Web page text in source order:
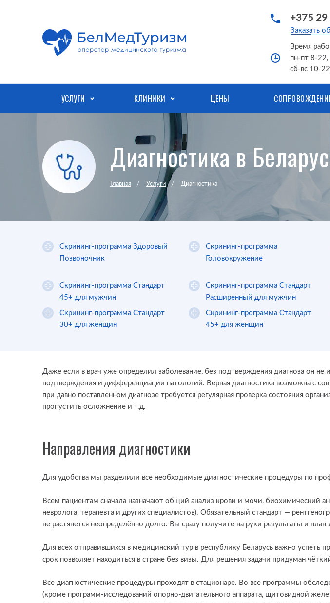
+375
Заказать
Время
пн-пт 8-22,
сб-вс 10-
УСЛУГИ КЛИНИКИ ЦЕНЫ
Диагностика в
Главная Услуги Диагностика
Скрининг-программа Здоровый
Позвоночник
Скрининг-программа
Головокружение
Скрининг-программа Стандарт
45+ для мужчин
Скрининг-программа Стандарт
Расширенный для мужчин
Скрининг-программа Стандарт
30+ для женщин
Скрининг-программа Стандарт
45+ для женщин
Даже если в врач уже определил заболевание, без подтверждения диагноза он
подтверждения и дифференциации патологий. Верная диагностика возможна с
при давно поставленном диагнозе требуется регулярная проверка состояния
пропустить осложнение и т.д.
Направления диагностики
Для удобства мы разделили все необходимые диагностические процедуры по
Всем пациентам сначала назначают общий анализ крови и мочи, биохимический
невролога, терапевта и других специалистов). Обязательный стандарт —
не растянется неопределённо долго. Вы сразу получите на руки результаты и план
Для всех отправившихся в медицинский тур в республику Беларусь важно
срок позволяет находиться в стране без визы. Для решения задачи придуман
Все диагностические процедуры проходят в стационаре. Во все программы
(кроме программ-исследований опорно-двигательного аппарата, щитовидной